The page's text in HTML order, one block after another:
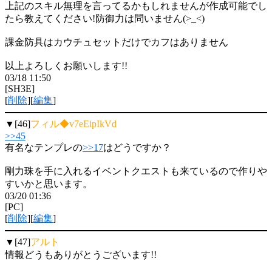
上記のスキル無理を言ってるかもしれませんが作成可能でし
たら教えてください!防御力は問いません(>_<)
課金防具はカウチュセットだけでカフはありません
以上よろしくお願いします!!
03/18 11:50
[SH3E]
[削除][編集]
▼[46]フィル◆v7eEipIkVd
>>45
有名なテンプレの>>17はどうですか？
剛力珠を手に入れるイベントクエストも来ているので作りや
すいかと思います。
03/20 01:36
[PC]
[削除][編集]
▼[47]アルト
情報どうもありがとうございます!!